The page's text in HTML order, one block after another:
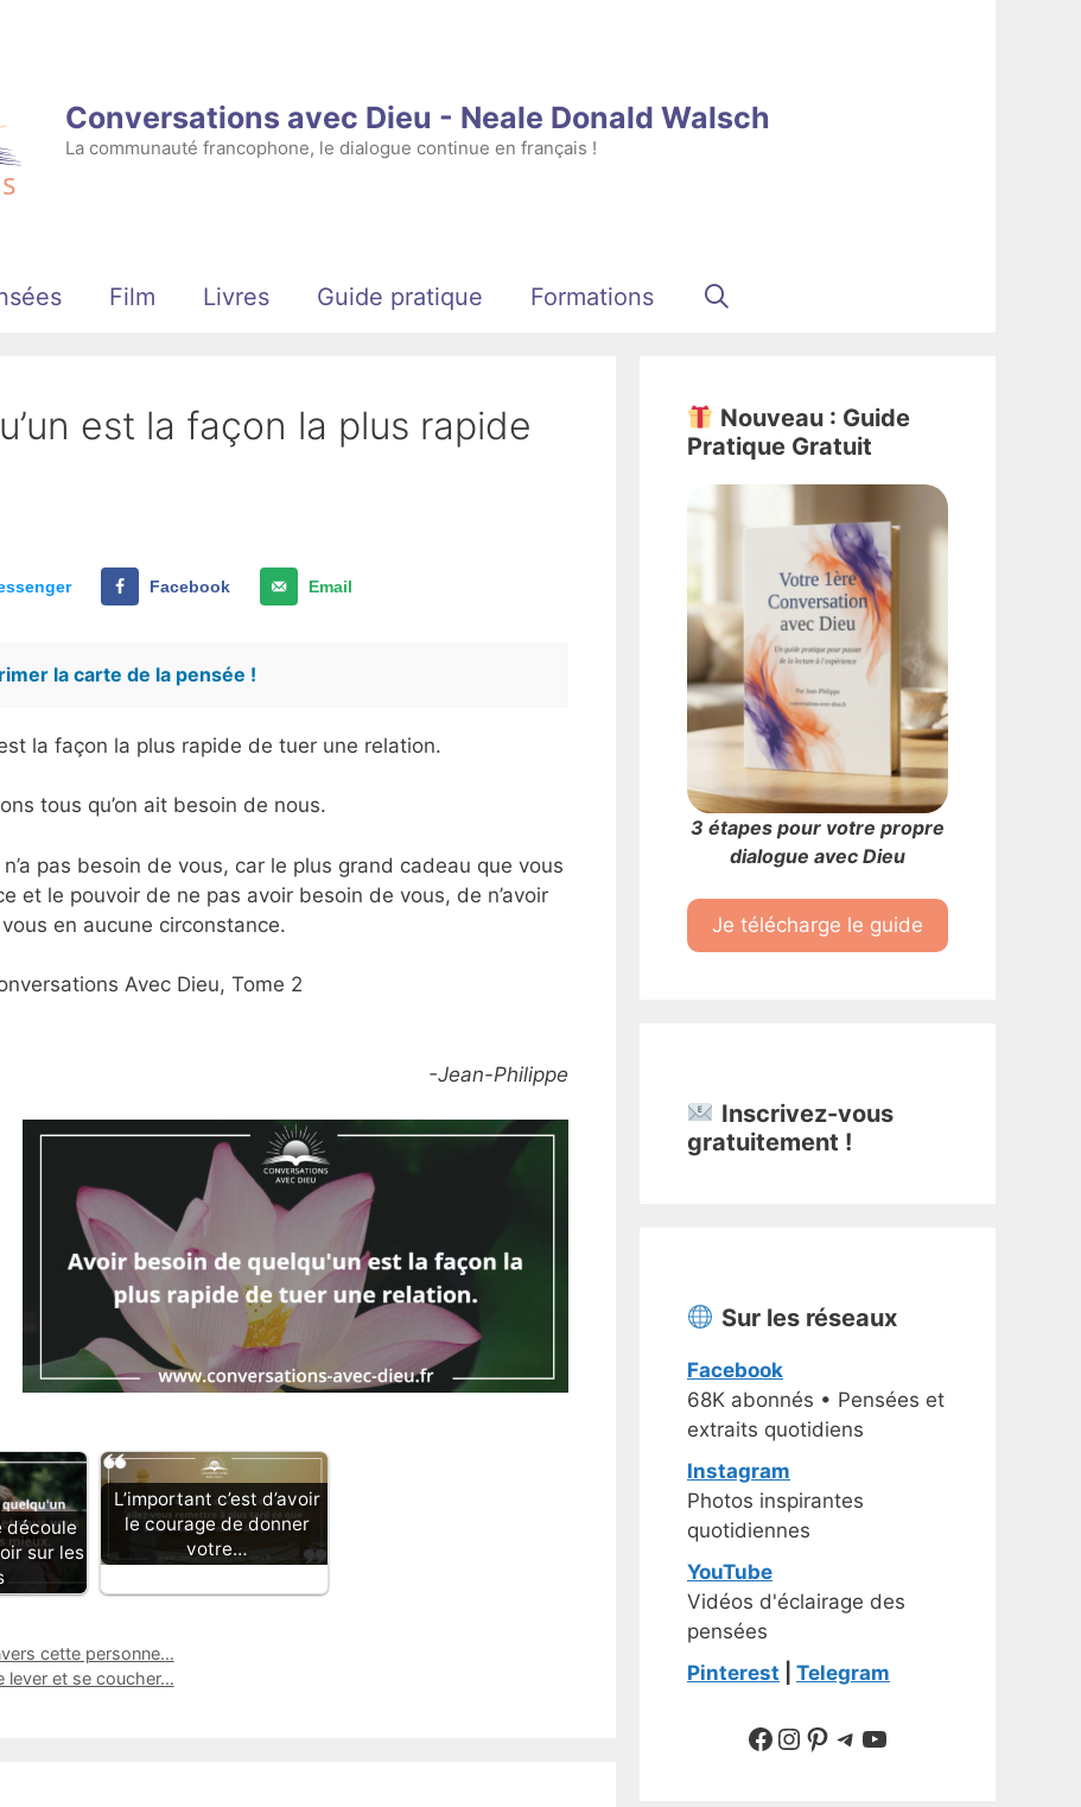
Conversations avec Dieu - Neale Donald Walsch
La communauté francophone, le dialogue continue en français !
Film Livres Guide pratique Formations
est la façon la plus rapide
Facebook Email
la carte de la pensée !
la façon la plus rapide de tuer une relation.
tous qu’on ait besoin de nous.
pas besoin de vous, car le plus grand cadeau que vous
et le pouvoir de ne pas avoir besoin de vous, de n’avoir
en aucune circonstance.
Avec Dieu, Tome 2
-Jean-Philippe
découle
sur les
L’important c’est d’avoir
le courage de donner
votre…
cette personne…
lever et se coucher…
Nouveau : Guide
Pratique Gratuit
3 étapes pour votre propre
dialogue avec Dieu
Je télécharge le guide
Inscrivez-vous
gratuitement !
Sur les réseaux
Facebook
68K abonnés • Pensées et
extraits quotidiens
Instagram
Photos inspirantes
quotidiennes
YouTube
Vidéos d'éclairage des
pensées
Pinterest
Telegram
Suivre sur Facebook
Suivre sur Instagram
Pinterest
Sur Telegram
YouTube